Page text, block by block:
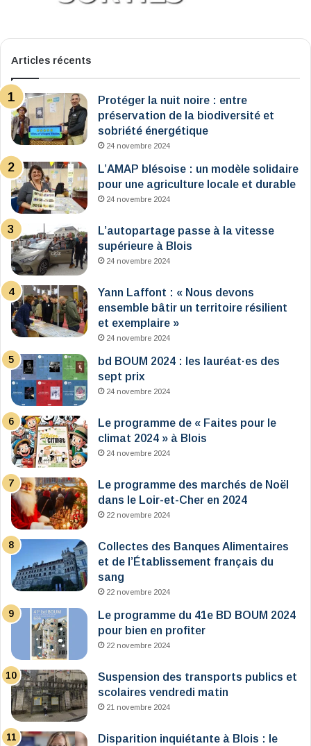
Articles récents
Protéger la nuit noire : entre
préservation de la biodiversité et
sobriété énergétique
24 novembre 2024
L’AMAP blésoise : un modèle solidaire
pour une agriculture locale et durable
24 novembre 2024
L’autopartage passe à la vitesse
supérieure à Blois
24 novembre 2024
Yann Laffont : « Nous devons
ensemble bâtir un territoire résilient
et exemplaire »
24 novembre 2024
bd BOUM 2024 : les lauréat·es des
sept prix
24 novembre 2024
Le programme de « Faites pour le
climat 2024 » à Blois
24 novembre 2024
Le programme des marchés de Noël
dans le Loir-et-Cher en 2024
22 novembre 2024
Collectes des Banques Alimentaires
et de l’Établissement français du
sang
22 novembre 2024
Le programme du 41e BD BOUM 2024
pour bien en profiter
22 novembre 2024
Suspension des transports publics et
scolaires vendredi matin
21 novembre 2024
Disparition inquiétante à Blois : le